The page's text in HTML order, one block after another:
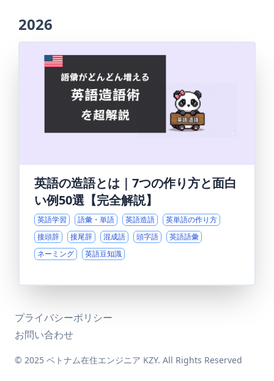
2026
英語の造語とは｜7つの作り方と面白
い例50選【完全解説】
英語学習 語彙・単語 英語造語
英単語の作り方
接頭辞
接尾辞 混成語 頭字語
英語語彙
ネーミング
英語豆知識
プライバシーポリシー
お問い合わせ
© 2025 ベトナム在住エンジニア KZY. All Rights Reserved